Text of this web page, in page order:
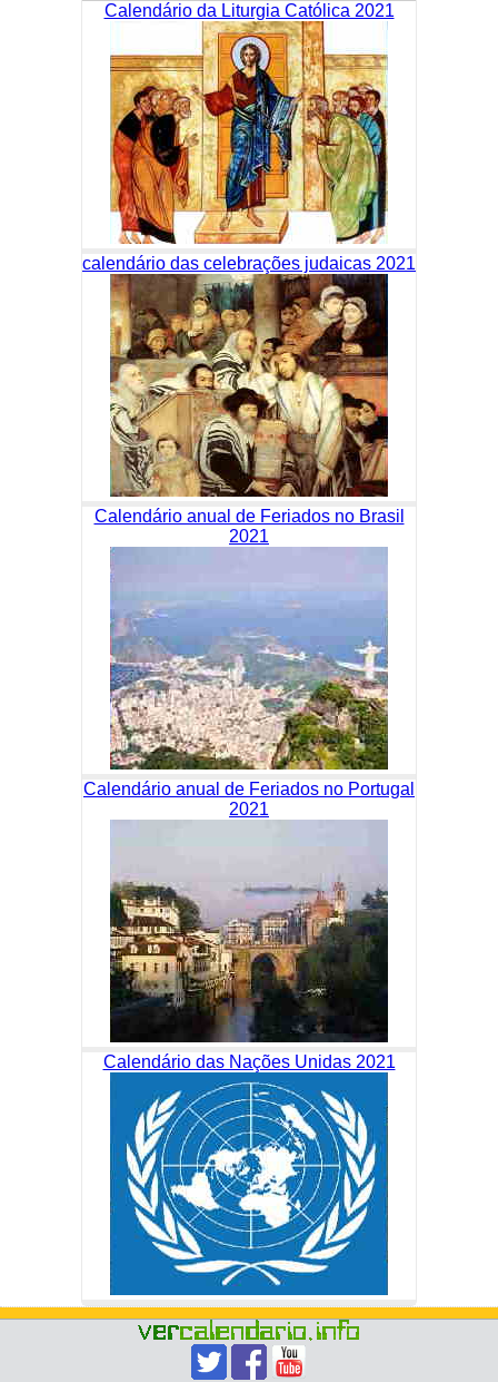
Calendário da Liturgia Católica 2021
calendário das celebrações judaicas 2021
Calendário anual de Feriados no Brasil
2021
Calendário anual de Feriados no Portugal
2021
Calendário das Nações Unidas 2021